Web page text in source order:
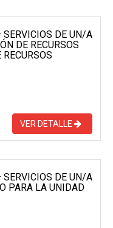
DE UN/A
DE RECURSOS
VER DETALLE
DE UN/A
PARA LA UNIDAD